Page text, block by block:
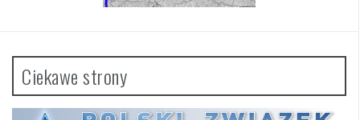
Ciekawe strony